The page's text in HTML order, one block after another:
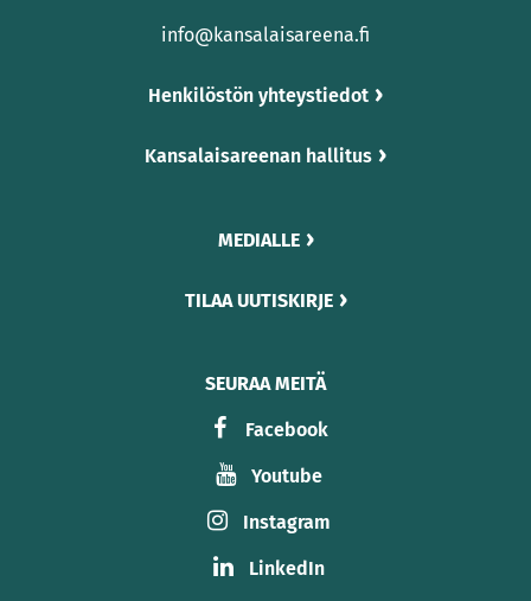
info@kansalaisareena.fi
Henkilöstön yhteystiedot
Kansalaisareenan hallitus
MEDIALLE
TILAA UUTISKIRJE
SEURAA MEITÄ
Facebook
Youtube
Instagram
LinkedIn